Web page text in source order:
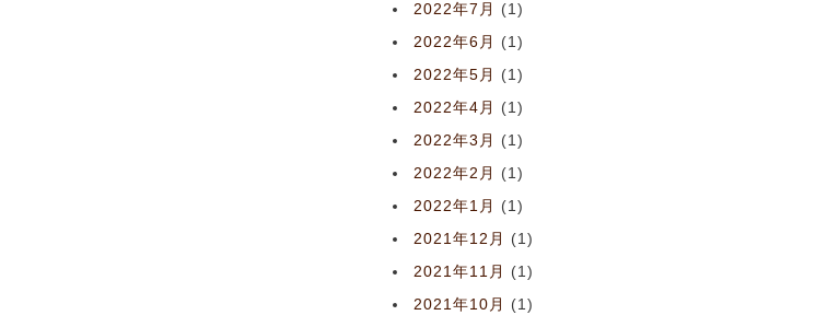
2022年7月
(1)
2022年6月
(1)
2022年5月
(1)
2022年4月
(1)
2022年3月
(1)
2022年2月
(1)
2022年1月
(1)
2021年12月
(1)
2021年11月
(1)
2021年10月
(1)